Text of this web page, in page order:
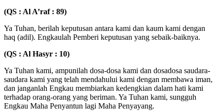
(QS : Al A’raf : 89)
Ya Tuhan, berilah keputusan antara kami dan kaum kami dengan
haq (adil). Engkaulah Pemberi keputusan yang sebaik-baiknya.
(QS : Al Hasyr : 10)
Ya Tuhan kami, ampunilah dosa-dosa kami dan dosadosa saudara-
saudara kami yang telah mendahului kami dengan membawa iman,
dan janganlah Engkau membiarkan kedengkian dalam hati kami
terhadap orang-orang yang beriman. Ya Tuhan kami, sungguh
Engkau Maha Penyantun lagi Maha Penyayang.